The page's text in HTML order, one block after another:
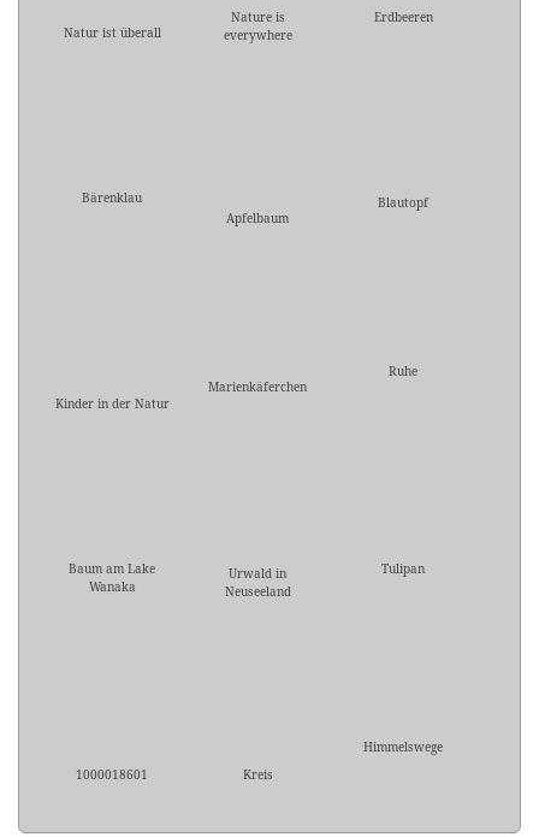
Natur ist überall
Nature is
everywhere
Erdbeeren
Bärenklau
Apfelbaum
Blautopf
Kinder in der Natur
Marienkäferchen
Ruhe
Baum am Lake
Wanaka
Urwald in
Neuseeland
Tulipan
1000018601 Kreis
Himmelswege